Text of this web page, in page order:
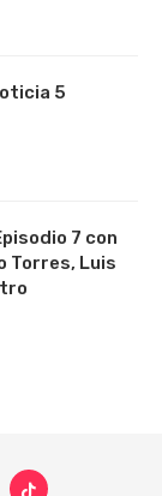
5
7 con
Torres, Luis